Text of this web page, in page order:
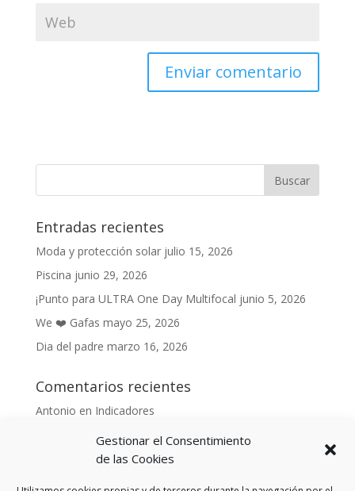
Gestionar el Consentimiento
de las Cookies
Entradas recientes
Moda y protección solar julio 15, 2026
Piscina junio 29, 2026
¡Punto para ULTRA One Day Multifocal junio 5, 2026
We ❤️ Gafas mayo 25, 2026
Dia del padre marzo 16, 2026
Comentarios recientes
Antonio en Indicadores
enIndicadores
enDe cara al buen tiempo